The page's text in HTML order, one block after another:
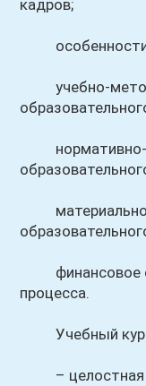
кадров;
особенности
учебно-
нормативно-
материально-
финансовое
процесса.
Учебный
– целостная